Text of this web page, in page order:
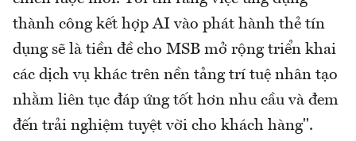
thành công kết hợp AI vào phát hành thẻ tín
dụng sẽ là tiền đề cho MSB mở rộng triển khai
các dịch vụ khác trên nền tảng trí tuệ nhân tạo
nhằm liên tục đáp ứng tốt hơn nhu cầu và đem
đến trải nghiệm tuyệt vời cho khách hàng".